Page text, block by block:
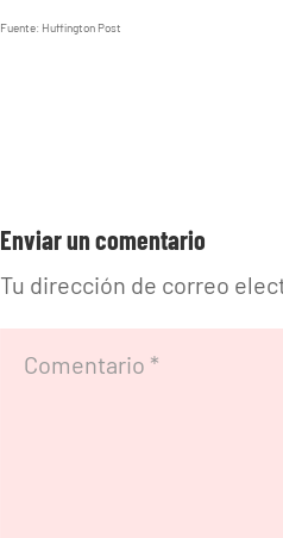
Fuente: Huffington Post
Enviar un comentario
Tu dirección de correo